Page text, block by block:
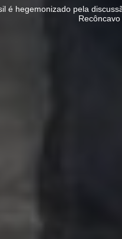
é hegemonizado pela